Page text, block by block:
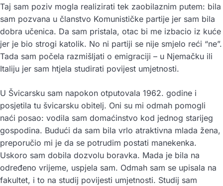
Taj sam poziv mogla realizirati tek zaobilaznim putem: bila
sam pozvana u članstvo Komunističke partije jer sam bila
dobra učenica. Da sam pristala, otac bi me izbacio iz kuće
jer je bio strogi katolik. No ni partiji se nije smjelo reći “ne”.
Tada sam počela razmišljati o emigraciji – u Njemačku ili
Italiju jer sam htjela studirati povijest umjetnosti.
U Švicarsku sam napokon otputovala 1962. godine i
posjetila tu švicarsku obitelj. Oni su mi odmah pomogli
naći posao: vodila sam domaćinstvo kod jednog starijeg
gospodina. Budući da sam bila vrlo atraktivna mlada žena,
preporučio mi je da se potrudim postati manekenka.
Uskoro sam dobila dozvolu boravka. Mada je bila na
određeno vrijeme, uspjela sam. Odmah sam se upisala na
fakultet, i to na studij povijesti umjetnosti. Studij sam